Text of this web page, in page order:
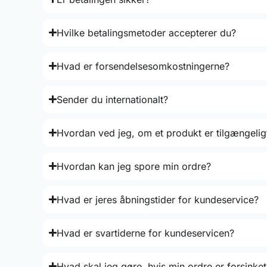
Hvilke betalingsmetoder accepterer du?
Hvad er forsendelsesomkostningerne?
Sender du internationalt?
Hvordan ved jeg, om et produkt er
Hvordan kan jeg spore min ordre?
Hvad er jeres åbningstider for kundeservice?
Hvad er svartiderne for kundeservicen?